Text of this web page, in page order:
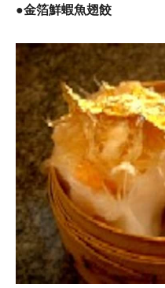
●金箔鮮蝦魚翅餃